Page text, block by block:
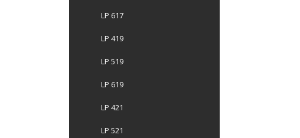
LP 617
LP 419
LP 519
LP 619
LP 421
LP 521